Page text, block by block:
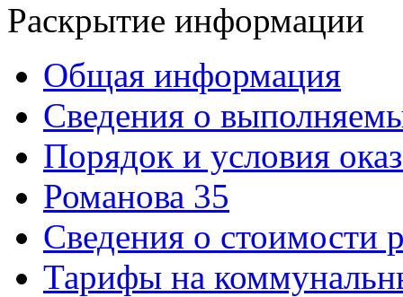
Раскрытие информации
Общая информация
Сведения о
Порядок и условия
Романова 35
Сведения о стоимости
Тарифы на